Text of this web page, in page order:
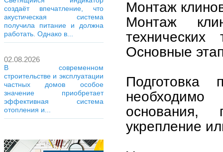
создаёт впечатление, что
акустическая система
получила питание и должна
работать. Однако в...
02.08.2026
В современном
строительстве и эксплуатации
частных домов особое
значение приобретает
эффективная система
отопления и...
Монтаж
Монтаж
Основные
укрепление